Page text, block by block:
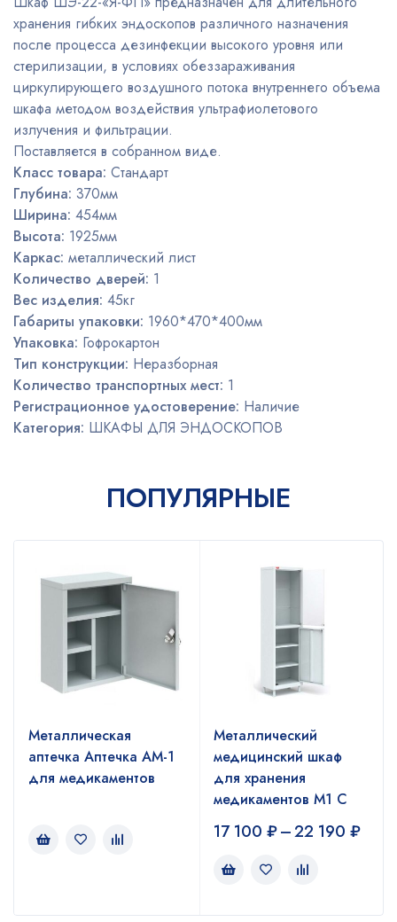
хранения гибких эндоскопов различного назначения
после процесса дезинфекции высокого уровня или
стерилизации, в условиях обеззараживания
циркулирующего воздушного потока внутреннего объема
шкафа методом воздействия ультрафиолетового
излучения и фильтрации.
Поставляется в собранном виде.
Класс товара: Стандарт
Глубина: 370мм
Ширина: 454мм
Высота: 1925мм
Каркас: металлический лист
Количество дверей: 1
Вес изделия: 45кг
Габариты упаковки: 1960*470*400мм
Упаковка: Гофрокартон
Тип конструкции: Неразборная
Количество транспортных мест: 1
Регистрационное удостоверение: Наличие
Категория: ШКАФЫ ДЛЯ ЭНДОСКОПОВ
ПОПУЛЯРНЫЕ
Металлическая
аптечка Аптечка АМ-1
для медикаментов
Металлический
медицинский шкаф
для хранения
медикаментов M1 С
17 100 ₽–22 190 ₽